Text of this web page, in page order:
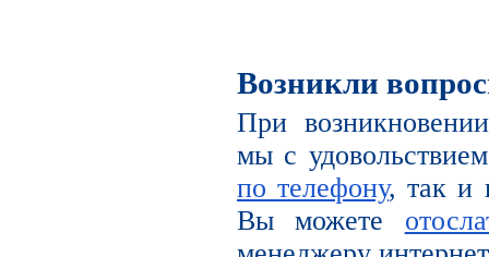
Возникли
При
мы с
по телефону, так и
Вы можете